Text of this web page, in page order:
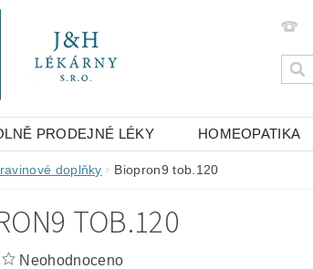
PRODEJNÉ LÉKY HOMEOPATIKA
PODMÍNKY KONTAKTY
doplňky Biopron9 tob.120
TOB.120
Neohodnoceno